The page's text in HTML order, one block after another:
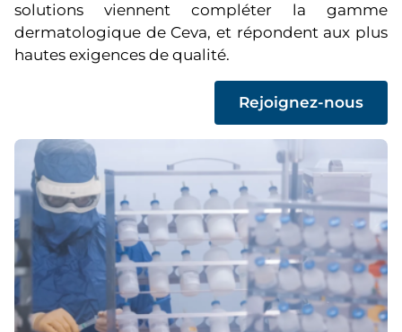
solutions viennent compléter la gamme
dermatologique de Ceva, et répondent aux plus
hautes exigences de qualité.
Rejoignez-nous